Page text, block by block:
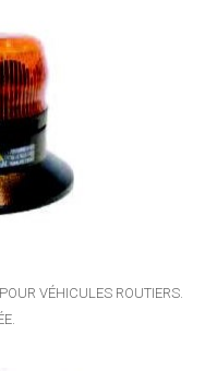
VÉHICULES ROUTIERS.